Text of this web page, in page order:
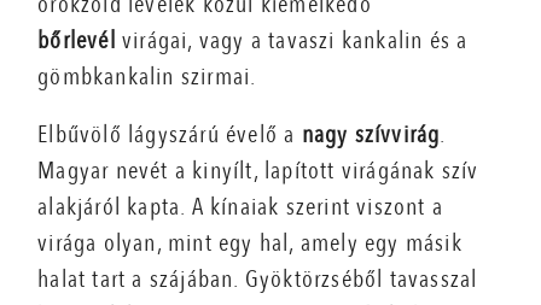
bőrlevél virágai, vagy a tavaszi kankalin és a
gömbkankalin szirmai.
Elbűvölő lágyszárú évelő a nagy szívvirág.
Magyar nevét a kinyílt, lapított virágának szív
alakjáról kapta. A kínaiak szerint viszont a
virága olyan, mint egy hal, amely egy másik
halat tart a szájában. Gyöktörzséből tavasszal